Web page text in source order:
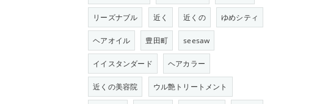
リーズナブル 近く 近くの ゆめシティ
ヘアオイル 豊田町 seesaw
イイスタンダード ヘアカラー
近くの美容院 ウル艶トリートメント